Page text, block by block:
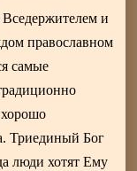
и
православном
самые
Триединый Бог
люди хотят Ему